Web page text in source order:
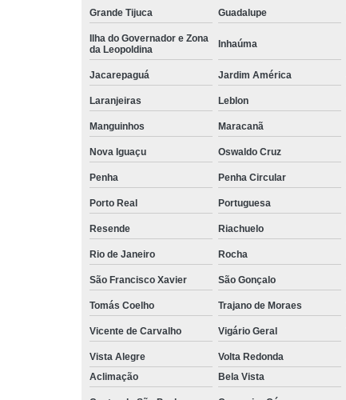
Grande Tijuca Guadalupe
Ilha do Governador e Zona
da Leopoldina
Inhaúma
Jacarepaguá Jardim América
Laranjeiras Leblon
Manguinhos Maracanã
Nova Iguaçu Oswaldo Cruz
Penha Penha Circular
Porto Real Portuguesa
Resende Riachuelo
Rio de Janeiro Rocha
São Francisco Xavier São Gonçalo
Tomás Coelho Trajano de Moraes
Vicente de Carvalho Vigário Geral
Vista Alegre Volta Redonda
Aclimação
Bela Vista